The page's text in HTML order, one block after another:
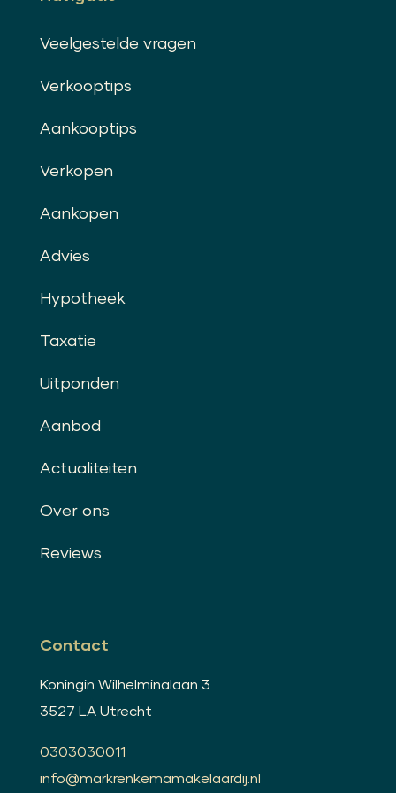
Veelgestelde vragen
Verkooptips
Aankooptips
Verkopen
Aankopen
Advies
Hypotheek
Taxatie
Uitponden
Aanbod
Actualiteiten
Over ons
Reviews
Contact
Koningin Wilhelminalaan 3
3527 LA Utrecht
0303030011
info@markrenkemamakelaardij.nl